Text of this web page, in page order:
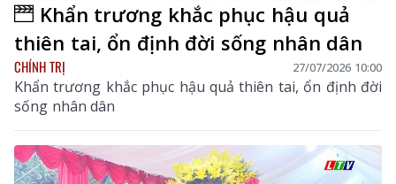
Khẩn trương khắc phục hậu quả
thiên tai, ổn định đời sống nhân dân
CHÍNH TRỊ 27/07/2026 10:00
Khẩn trương khắc phục hậu quả thiên tai, ổn định đời
sống nhân dân